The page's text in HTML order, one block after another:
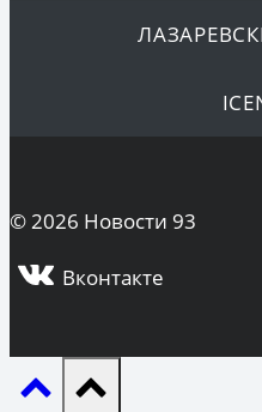
© 2026 Новости 93
Вконтакте